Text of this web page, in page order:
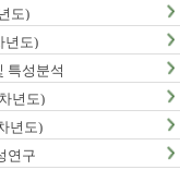
도)
년도)
특성분석
년도)
년도)
연구